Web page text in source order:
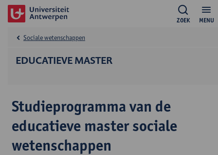
MENU
ZOEK
EDUCATIEVE MASTER
Sociale wetenschappen
Studieprogramma van de
educatieve master sociale
wetenschappen